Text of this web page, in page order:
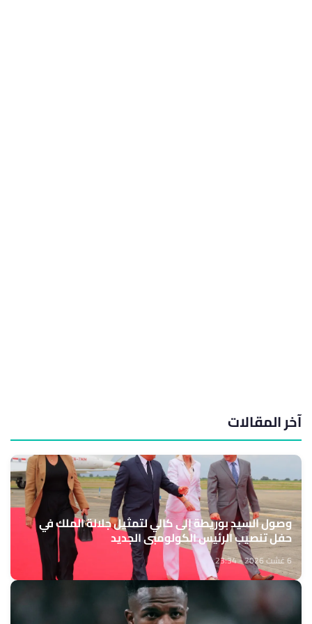
آخر المقالات
وصول السيد بوريطة إلى كالي لتمثيل جلالة الملك في
حفل تنصيب الرئيس الكولومبي الجديد
6 غشت 2026 - 23:34